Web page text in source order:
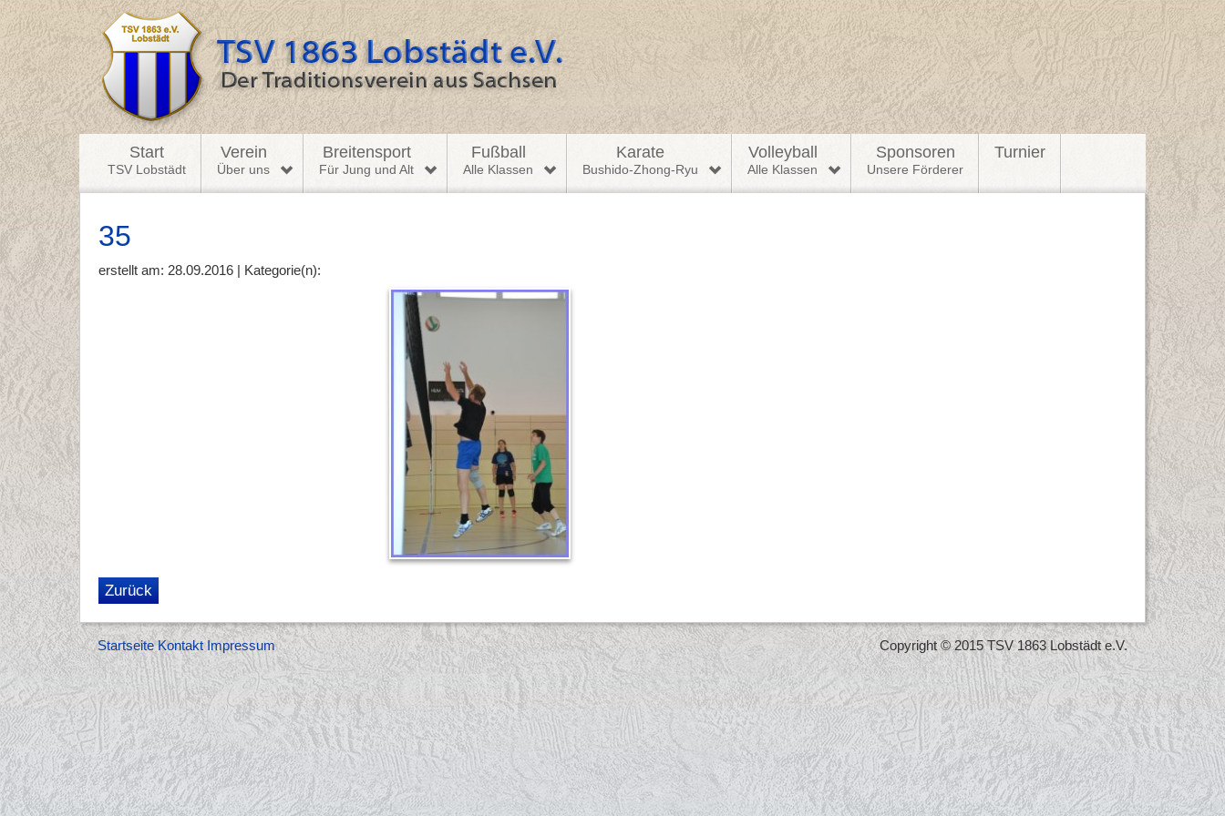
Start
TSV Lobstädt
Verein
Über uns
Breitensport
Für Jung und Alt
Fußball
Alle Klassen
Karate
Bushido-Zhong-Ryu
Volleyball
Alle Klassen
Sponsoren
Unsere Förderer
Turnier
35
erstellt am: 28.09.2016 | Kategorie(n):
Zurück
Startseite Kontakt Impressum Copyright © 2015 TSV 1863 Lobstädt e.V.